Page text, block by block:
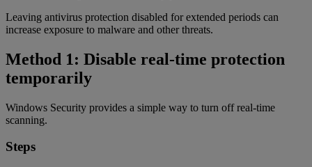
Leaving antivirus protection disabled for extended periods can
increase exposure to malware and other threats.
Method 1: Disable real-time protection
temporarily
Windows Security provides a simple way to turn off real-time
scanning.
Steps